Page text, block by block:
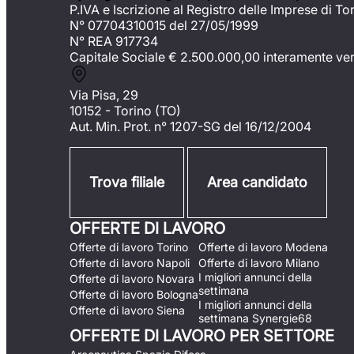
P.IVA e Iscrizione al Registro delle Imprese di
N° 07704310015 del 27/05/1999
N° REA 917734
Capitale Sociale € 2.500.000,00 interamente
Via Pisa, 29
10152 - Torino (TO)
Aut. Min. Prot. n° 1207-SG del 16/12/2004
Trova filiale Area candidato
OFFERTE DI LAVORO
Offerte di lavoro Torino
Offerte di lavoro Napoli
Offerte di lavoro Novara
Offerte di lavoro Bologna
Offerte di lavoro Siena
Offerte di lavoro Modena
Offerte di lavoro Milano
I migliori annunci della
settimana
I migliori annunci della
settimana Synergie68
OFFERTE DI LAVORO PER SETTORE